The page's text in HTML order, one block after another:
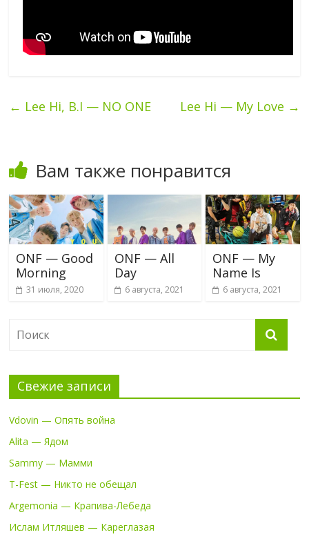
← Lee Hi, B.I — NO ONE Lee Hi — My Love →
Вам также понравится
ONF — Good
Morning
31 июля, 2020
ONF — All
Day
6 августа, 2021
ONF — My
Name Is
6 августа, 2021
Свежие записи
Vdovin — Опять война
Alita — Ядом
Sammy — Мамми
T-Fest — Никто не обещал
Argemonia — Крапива-Лебеда
Ислам Итляшев — Кареглазая